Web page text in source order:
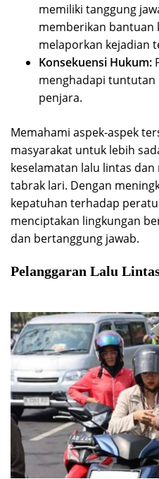
memiliki tanggung
memberikan bantuan
melaporkan kejadian
Konsekuensi Hukum:
menghadapi
penjara.
Memahami aspek-aspek
masyarakat untuk lebih
keselamatan lalu lintas
tabrak lari. Dengan
kepatuhan terhadap
menciptakan lingkungan
dan bertanggung jawab.
Pelanggaran Lalu